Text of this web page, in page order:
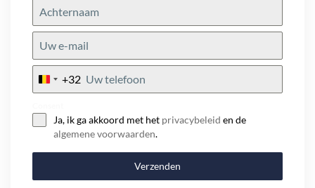
Belgium
+32
Ja, ik ga akkoord met het privacybeleid en de
algemene voorwaarden.
Verzenden